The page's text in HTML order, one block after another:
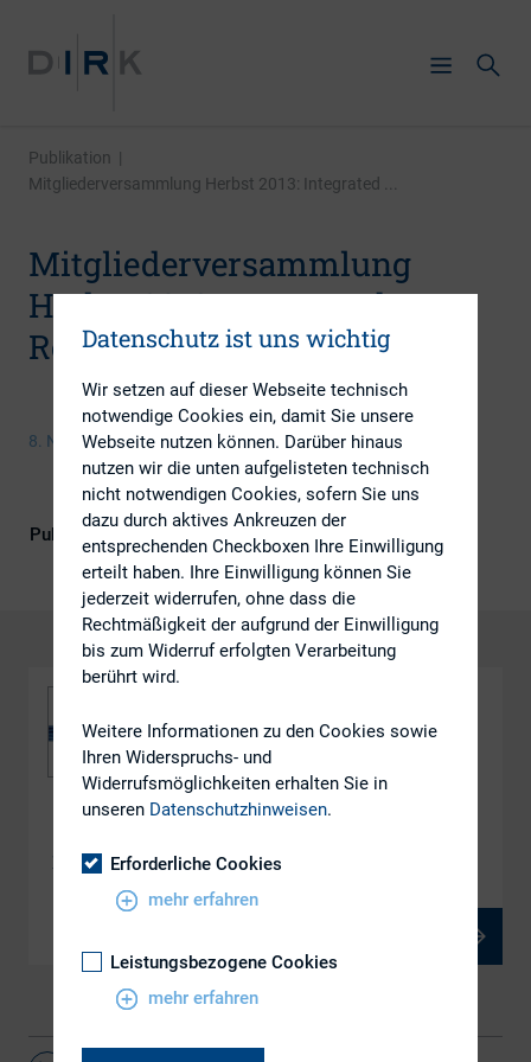
Publikation |
Mitgliederversammlung Herbst 2013: Integrated ...
Mitgliederversammlung
Herbst 2013: Integrated
Reporting
8. November 2013
Publikationsform DIRK-Publikationen
Integrated Reporting
Datenschutz ist uns wichtig
Wir setzen auf dieser Webseite technisch
notwendige Cookies ein, damit Sie unsere
Webseite nutzen können. Darüber hinaus
nutzen wir die unten aufgelisteten technisch
nicht notwendigen Cookies, sofern Sie uns
dazu durch aktives Ankreuzen der
entsprechenden Checkboxen Ihre Einwilligung
erteilt haben. Ihre Einwilligung können Sie
jederzeit widerrufen, ohne dass die
Rechtmäßigkeit der aufgrund der Einwilligung
bis zum Widerruf erfolgten Verarbeitung
berührt wird.
Weitere Informationen zu den Cookies sowie
Ihren Widerspruchs- und
Widerrufsmöglichkeiten erhalten Sie in
unseren Datenschutzhinweisen.
Erforderliche Cookies
mehr erfahren
Leistungsbezogene Cookies
mehr erfahren